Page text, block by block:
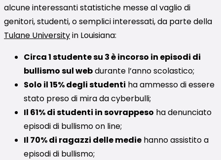
alcune interessanti statistiche messe al vaglio di
genitori, studenti, o semplici interessati, da parte della
Tulane Universityin Louisiana:
Circa 1 studente su 3 è incorso in episodi di
bullismo sul webdurante l’anno scolastico;
Solo il 15% degli studenti ha ammesso di essere
stato preso di mira da cyberbulli;
Il 61% di studenti in sovrappeso ha denunciato
episodi di bullismo on line;
Il 70% di ragazzi delle medie hanno assistito a
episodi di bullismo;